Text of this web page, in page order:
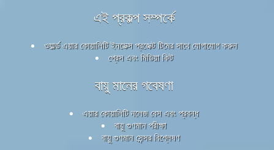
এই প্রকল্প সম্পর্কে
ওয়ার্ল্ড এয়ার কোয়ালিটি ইনডেক্স প্রজেক্ট টিমের সাথে যোগাযোগ করুন
প্রেস এবং মিডিয়া কিট
বায়ু মানের গবেষণা
এয়ার কোয়ালিটি নলেজ বেস এবং প্রবন্ধ
বায়ু গুণমান পরীক্ষা
বায়ু গুণমান সেন্সর বিশ্লেষণ